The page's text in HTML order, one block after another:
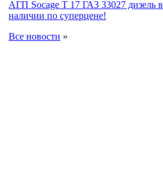
АГП Socage T 17 ГАЗ 33027 дизель в
наличии по суперцене!
Все новости »